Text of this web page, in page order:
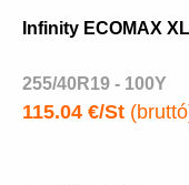
Infinity ECOMAX XL
255/40R19 - 100Y
115.04 €/St